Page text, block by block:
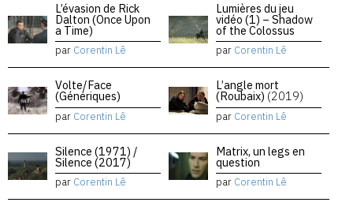
L’évasion de Rick
Dalton (Once Upon
a Time)
par Corentin Lê
Lumières du jeu
vidéo (1) – Shadow
of the Colossus
par Corentin Lê
Volte/Face
(Génériques)
par Corentin Lê
L’angle mort
(Roubaix) (2019)
par Corentin Lê
Silence (1971) /
Silence (2017)
par Corentin Lê
Matrix, un legs en
question
par Corentin Lê